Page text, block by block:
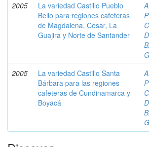
2005
La variedad Castillo Pueblo
Bello para regiones cafeteras
de Magdalena, Cesar, La
Guajira y Norte de Santander
2005
La variedad Castillo Santa
Bárbara para las regiones
cafeteras de Cundinamarca y
Boyacá